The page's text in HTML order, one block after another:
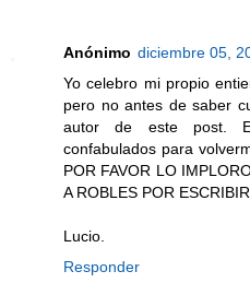
Anónimo diciembre 05,
Yo celebro mi propio
pero no antes de saber
autor de este post.
confabulados para
POR FAVOR LO
A ROBLES POR
Lucio.
Responder